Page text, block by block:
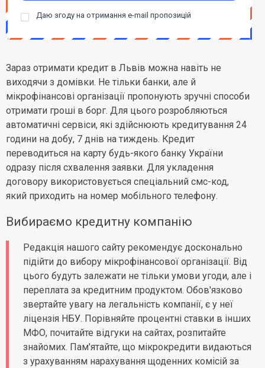
Даю згоду на отримання e-mail пропозицій
Зараз отримати кредит в Львів можна навіть не
виходячи з домівки. Не тільки банки, але й
мікрофінансові організації пропонують зручні способи
отримати гроші в борг. Для цього розробляються
автоматичні сервіси, які здійснюють кредитування 24
години на добу, 7 днів на тиждень. Кредит
переводиться на карту будь-якого банку України
одразу після схвалення заявки. Для укладення
договору використовується спеціальний смс-код,
який приходить на номер мобільного телефону.
Вибираємо кредитну компанію
Редакція нашого сайту рекомендує досконально
підійти до вибору мікрофінансової організації. Від
цього будуть залежати не тільки умови угоди, але і
переплата за кредитним продуктом. Обов'язково
звертайте увагу на легальність компанії, є у неї
ліцензія НБУ. Порівняйте процентні ставки в інших
МФО, почитайте відгуки на сайтах, розпитайте
знайомих. Пам'ятайте, що мікрокредити видаються
з урахуванням нарахування щоденних комісій за